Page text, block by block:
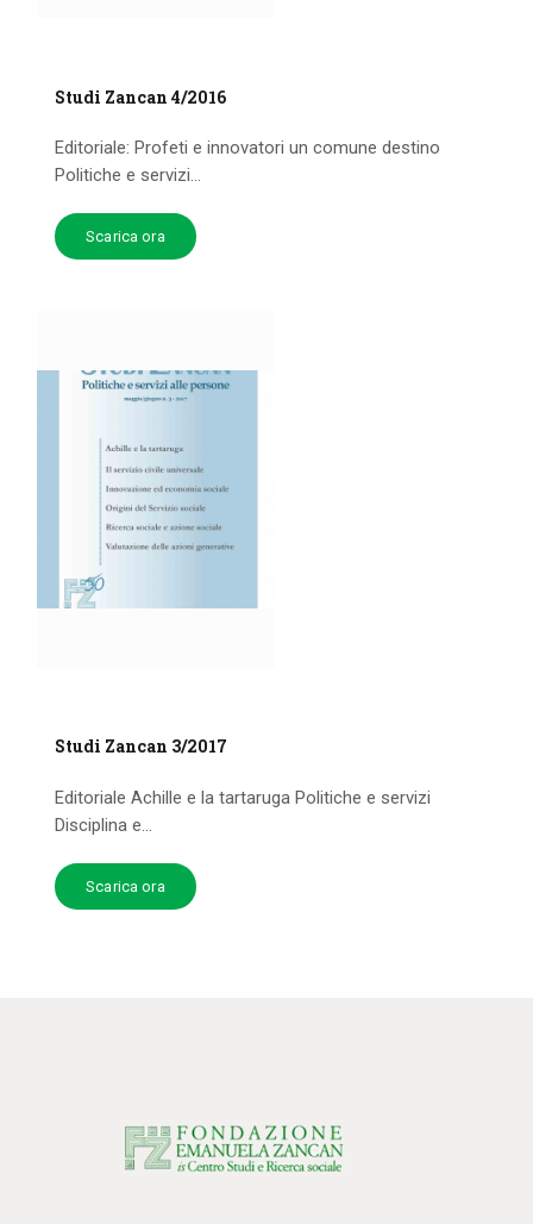
Studi Zancan 4/2016
Editoriale: Profeti e innovatori un comune destino
Politiche e servizi...
Scarica ora
Studi Zancan 3/2017
Editoriale Achille e la tartaruga Politiche e servizi
Disciplina e...
Scarica ora